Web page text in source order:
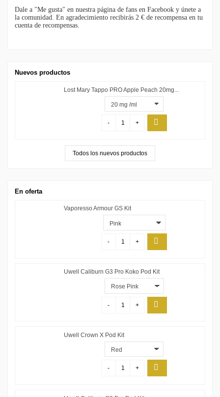
Dale a "Me gusta" en nuestra página de fans en Facebook y únete a
la comunidad. En agradecimiento recibirás 2 € de recompensa en tu
cuenta de recompensas.
Nuevos productos
Lost Mary Tappo PRO Apple Peach 20mg...
- +
Todos los nuevos productos
En oferta
Vaporesso Armour GS Kit
- +
Uwell Caliburn G3 Pro Koko Pod Kit
- +
Uwell Crown X Pod Kit
- +